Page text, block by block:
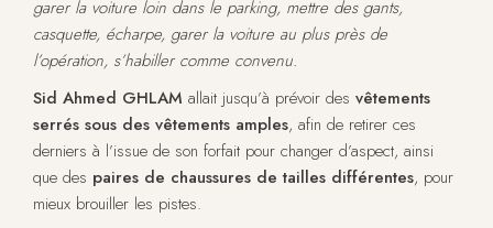
garer la voiture loin dans le parking, mettre des gants,
casquette, écharpe, garer la voiture au plus près de
l’opération, s’habiller comme convenu.
Sid Ahmed GHLAM allait jusqu’à prévoir des vêtements
serrés sous des vêtements amples, afin de retirer ces
derniers à l’issue de son forfait pour changer d’aspect, ainsi
que des paires de chaussures de tailles différentes, pour
mieux brouiller les pistes.